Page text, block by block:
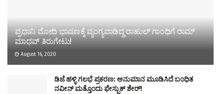
ಪ್ರಧಾನಿ ಮೋದಿ ಭಾಷಣಕ್ಕೆ ವ್ಯಂಗ್ಯವಾಡಿದ್ದ ರಾಹುಲ್ ಗಾಂಧಿಗೆ ರಾಮ್
ಮಾಧವ್ ತಿರುಗೇಟು!
August 16, 2020
ಡಿಜೆ ಹಳ್ಳಿ ಗಲಭೆ ಪ್ರಕರಣ: ಅನುಮಾನ ಮೂಡಿಸಿದೆ ಬಂಧಿತ
ನವೀನ್​ ಮತ್ತೊಂದು ಫೇಸ್ಬುಕ್​ ಶೇರ್!